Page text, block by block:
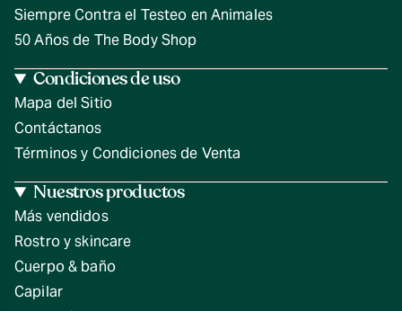
Siempre Contra el Testeo en Animales
50 Años de The Body Shop
Condiciones de uso
Mapa del Sitio
Contáctanos
Términos y Condiciones de Venta
Nuestros productos
Más vendidos
Rostro y skincare
Cuerpo & baño
Capilar